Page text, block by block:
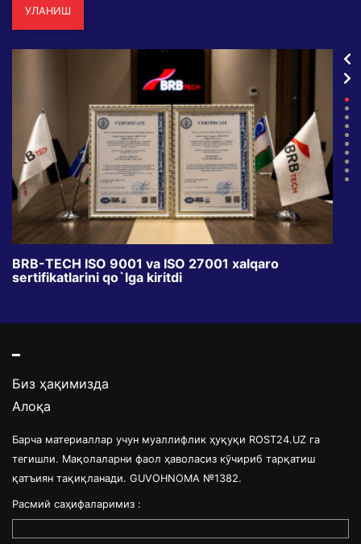
УЛАНИШ
BRB-TECH ISO 9001 va ISO 27001 xalqaro
sertifikatlarini qo`lga kiritdi
Биз ҳақимизда
Алоқа
Барча материаллар учун муаллифлик ҳуқуқи ROST24.UZ га
тегишли. Мақолаларни фаол ҳаволасиз кўчириб тарқатиш
қатъиян тақиқланади. GUVOHNOMA №1382.
Расмий саҳифаларимиз :